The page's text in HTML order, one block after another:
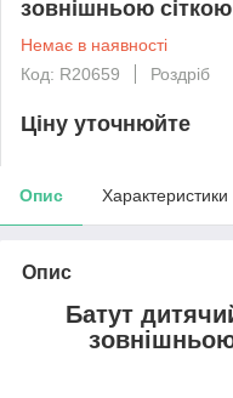
зовнішньою
Немає в наявності
Код: R20659
Роздріб
Ціну уточнюйте
Опис Характеристики
Опис
Батут